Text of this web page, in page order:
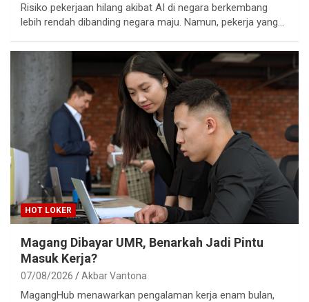
Risiko pekerjaan hilang akibat AI di negara berkembang
lebih rendah dibanding negara maju. Namun, pekerja yang…
HOT LOKER
Magang Dibayar UMR, Benarkah Jadi Pintu
Masuk Kerja?
07/08/2026 Akbar Vantona
MagangHub menawarkan pengalaman kerja enam bulan,